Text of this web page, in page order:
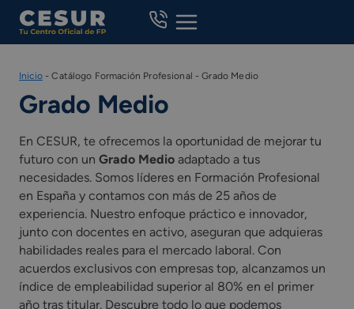
Skip
content
Inicio-Catálogo Formación Profesional -Grado Medio
Grado Medio
En CESUR, te ofrecemos la oportunidad de mejorar tu
futuro con un Grado Medio adaptado a tus
necesidades. Somos líderes en Formación Profesional
en España y contamos con más de 25 años de
experiencia. Nuestro enfoque práctico e innovador,
junto con docentes en activo, aseguran que adquieras
habilidades reales para el mercado laboral. Con
acuerdos exclusivos con empresas top, alcanzamos un
índice de empleabilidad superior al 80% en el primer
año tras titular. Descubre todo lo que podemos